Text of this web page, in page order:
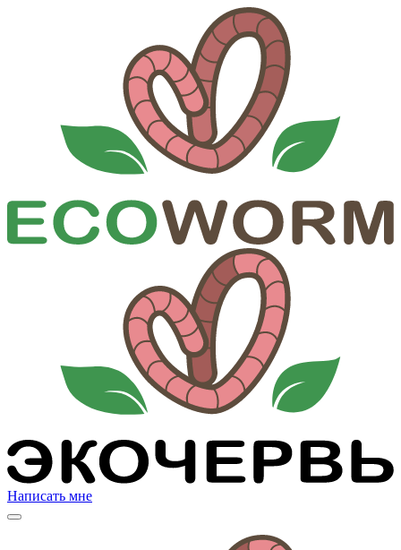
Написать мне